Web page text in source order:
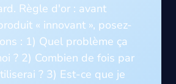
Règle d'or : avant
« innovant », posez-
: 1) Quel problème ça
? 2) Combien de fois par
? 3) Est-ce que je